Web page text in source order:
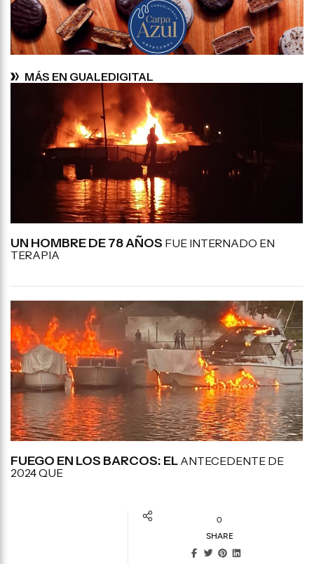
MÁS EN GUALEDIGITAL
UN HOMBRE DE 78 AÑOS FUE INTERNADO EN
TERAPIA
FUEGO EN LOS BARCOS: EL ANTECEDENTE DE
2024 QUE
0
SHARE